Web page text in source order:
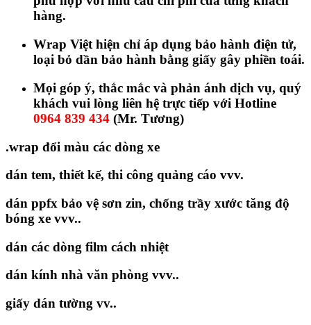
hàng.
Wrap Việt hiện chỉ áp dụng bảo hành điện tử,
loại bỏ dần bảo hành bằng giấy gây phiền toái.
Mọi góp ý, thắc mắc và phản ánh dịch vụ, quý
khách vui lòng liên hệ trực tiếp với Hotline
0964 839 434 (Mr. Tương)
.wrap đổi màu các dòng xe
dán tem, thiết kế, thi công quảng cáo vvv.
dán ppfx bảo vệ sơn zin, chống trầy xước tăng độ
bóng xe vvv..
dán các dòng film cách nhiệt
dán kính nhà văn phòng vvv..
giấy dán tường vv..